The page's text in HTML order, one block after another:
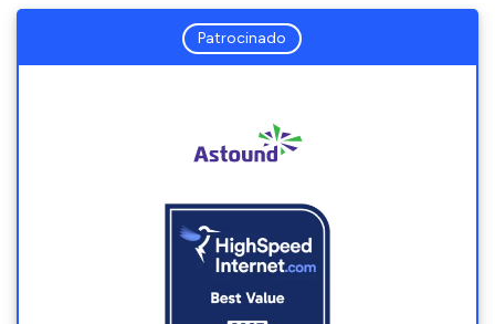
Patrocinado